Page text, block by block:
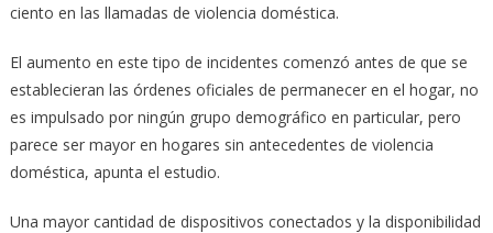
ciento en las llamadas de violencia doméstica.
El aumento en este tipo de incidentes comenzó antes de que se
establecieran las órdenes oficiales de permanecer en el hogar, no
es impulsado por ningún grupo demográfico en particular, pero
parece ser mayor en hogares sin antecedentes de violencia
doméstica, apunta el estudio.
Una mayor cantidad de dispositivos conectados y la disponibilidad